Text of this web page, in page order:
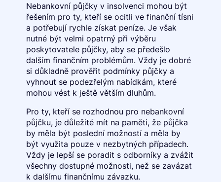
Nebankovní půjčky v insolvenci mohou být
řešením pro ty, kteří se ocitli ve finanční tísni
a potřebují rychle získat peníze. Je však
nutné být velmi opatrný při výběru
poskytovatele půjčky, aby se předešlo
dalším finančním problémům. Vždy je dobré
si důkladně prověřit podmínky půjčky a
vyhnout se podezřelým nabídkám, které
mohou vést k ještě větším dluhům.
Pro ty, kteří se rozhodnou pro nebankovní
půjčku, je důležité mít na paměti, že půjčka
by měla být poslední možností a měla by
být využita pouze v nezbytných případech.
Vždy je lepší se poradit s odborníky a zvážit
všechny dostupné možnosti, než se zavázat
k dalšímu finančnímu závazku.